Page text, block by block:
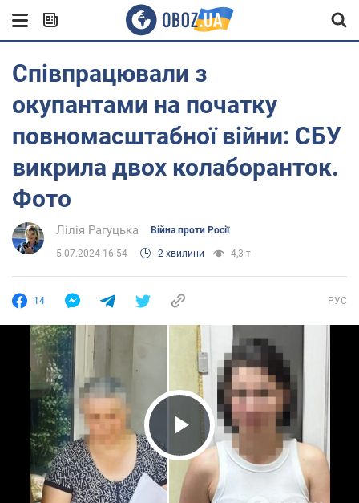
Співпрацювали з
окупантами на початку
повномасштабної війни: СБУ
викрила двох колаборанток.
Фото
Лілія Рагуцька Війна проти Росії
5.07.2024 16:54 2 хвилини 4,3 т.
14 РУС
Play Video